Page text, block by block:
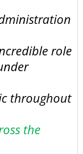
role
throughout
the